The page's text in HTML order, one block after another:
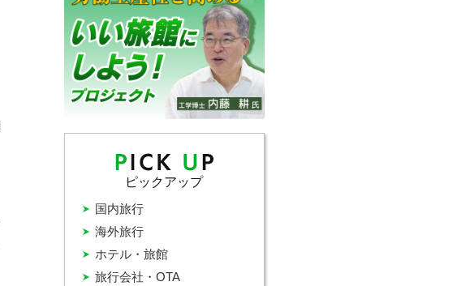
ピックアップ
ホテル・旅館
国内旅行
旅行会社・OTA
海外旅行